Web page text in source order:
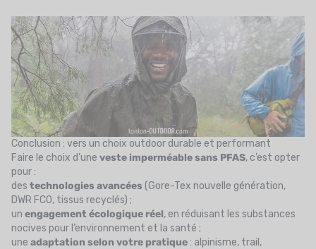
Conclusion : vers un choix outdoor durable et performant
Faire le choix d’une veste imperméable sans PFAS, c’est opter
pour :
des technologies avancées (Gore-Tex nouvelle génération,
DWR FC0, tissus recyclés) ;
un engagement écologique réel, en réduisant les substances
nocives pour l’environnement et la santé ;
une adaptation selon votre pratique : alpinisme, trail,